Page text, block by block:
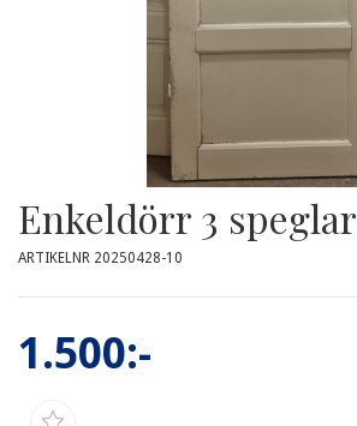
Enkeldörr 3 speglar
ARTIKELNR 20250428-10
1.500:-